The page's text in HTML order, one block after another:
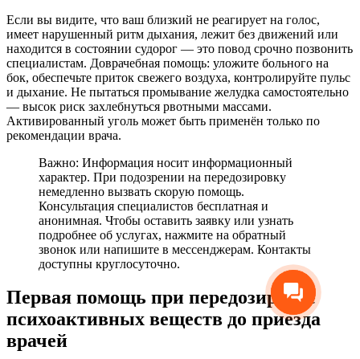
Если вы видите, что ваш близкий не реагирует на голос,
имеет нарушенный ритм дыхания, лежит без движений или
находится в состоянии судорог — это повод срочно позвонить
специалистам. Доврачебная помощь: уложите больного на
бок, обеспечьте приток свежего воздуха, контролируйте пульс
и дыхание. Не пытаться промывание желудка самостоятельно
— высок риск захлебнуться рвотными массами.
Активированный уголь может быть применён только по
рекомендации врача.
Важно: Информация носит информационный
характер. При подозрении на передозировку
немедленно вызвать скорую помощь.
Консультация специалистов бесплатная и
анонимная. Чтобы оставить заявку или узнать
подробнее об услугах, нажмите на обратный
звонок или напишите в мессенджерам. Контакты
доступны круглосуточно.
Первая помощь при передозировке
психоактивных веществ до приезда
врачей